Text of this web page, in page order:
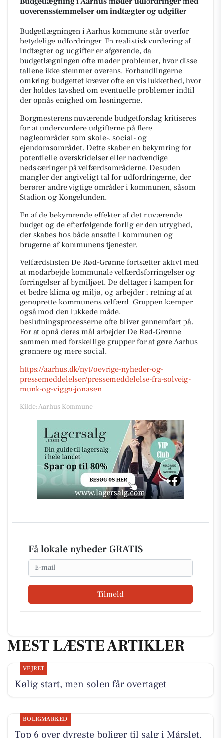
uoverensstemmelser om indtægter og udgifter
Budgetlægningen i Aarhus kommune står overfor
betydelige udfordringer. En realistisk vurdering af
indtægter og udgifter er afgørende, da
budgetlægningen ofte møder problemer, hvor disse
tallene ikke stemmer overens. Forhandlingerne
omkring budgettet kræver ofte en vis lukkethed, hvor
der holdes tavshed om eventuelle problemer indtil
der opnås enighed om løsningerne.
Borgmesterens nuværende budgetforslag kritiseres
for at undervurdere udgifterne på flere
nøgleområder som skole-, social- og
ejendomsområdet. Dette skaber en bekymring for
potentielle overskridelser eller nødvendige
nedskæringer på velfærdsområderne. Desuden
mangler der angiveligt tal for udfordringerne, der
berører andre vigtige områder i kommunen, såsom
Stadion og Kongelunden.
En af de bekymrende effekter af det nuværende
budget og de efterfølgende forlig er den utryghed,
der skabes hos både ansatte i kommunen og
brugerne af kommunens tjenester.
Velfærdslisten De Rød-Grønne fortsætter aktivt med
at modarbejde kommunale velfærdsforringelser og
forringelser af bymiljøet. De deltager i kampen for
et bedre klima og miljø, og arbejder i retning af at
genoprette kommunens velfærd. Gruppen kæmper
også mod den lukkede måde,
beslutningsprocesserne ofte bliver gennemført på.
For at opnå deres mål arbejder De Rød-Grønne
sammen med forskellige grupper for at gøre Aarhus
grønnere og mere social.
https://aarhus.dk/nyt/oevrige-nyheder-og-
pressemeddelelser/pressemeddelelse-fra-solveig-
munk-og-viggo-jonasen
Kilde: Aarhus Kommune
Få lokale nyheder GRATIS
Email
Tilmeld
MEST LÆSTE ARTIKLER
VEJRET
Kølig start, men solen får overtaget
BOLIGMARKED
Top 6 over dyreste boliger til salg i Mårslet.